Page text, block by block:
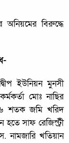
অনিয়মের বিরুদ্ধে
ইউনিয়ন মুনসী
মোঃ নাছির
শতক জমি খরিদ
সাফ রেজিস্ট্রী
খতিয়ান